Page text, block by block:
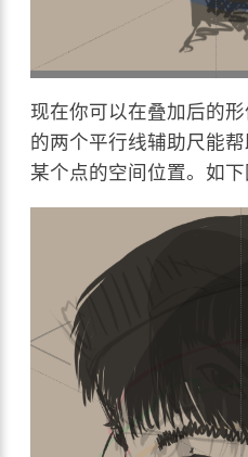
现在你可以在叠加后的
的两个平行线辅助尺能
某个点的空间位置。如下